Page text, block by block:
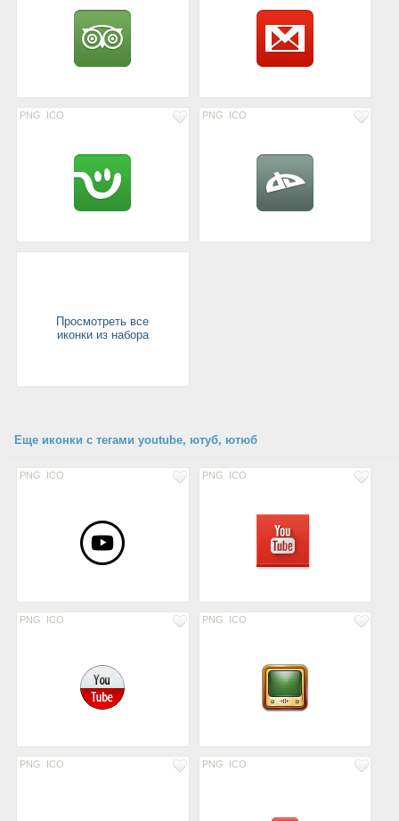
PNG ICO PNG ICO
Просмотреть все
иконки из набора
Еще иконки с тегами youtube, ютуб, ютюб
PNG ICO PNG ICO
PNG ICO PNG ICO
PNG ICO PNG ICO